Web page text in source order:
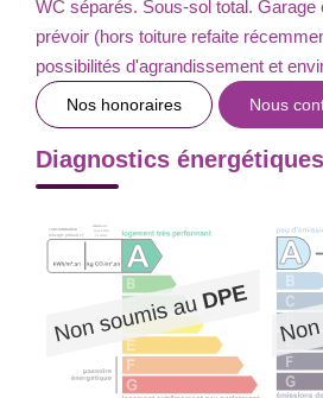
WC séparés. Sous-sol total. Garage
prévoir (hors toiture refaite
possibilités d'agrandissement et
Nos honoraires Nous
Diagnostics énergétiques